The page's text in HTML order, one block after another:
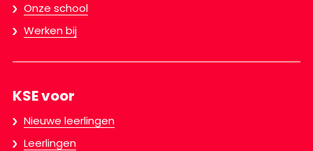
Onze school
Werken bij
KSE voor
Nieuwe leerlingen
Leerlingen